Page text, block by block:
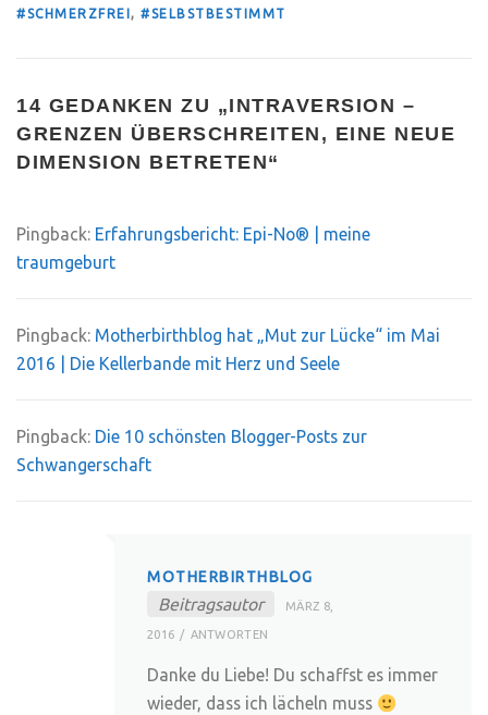
#SCHMERZFREI, #SELBSTBESTIMMT
14 GEDANKEN ZU „INTRAVERSION –
GRENZEN ÜBERSCHREITEN, EINE NEUE
DIMENSION BETRETEN“
Pingback: Erfahrungsbericht: Epi-No® | meine
traumgeburt
Pingback: Motherbirthblog hat „Mut zur Lücke“ im Mai
2016 | Die Kellerbande mit Herz und Seele
Pingback: Die 10 schönsten Blogger-Posts zur
Schwangerschaft
MOTHERBIRTHBLOG
Beitragsautor MÄRZ 8,
2016 ANTWORTEN
Danke du Liebe! Du schaffst es immer
wieder, dass ich lächeln muss